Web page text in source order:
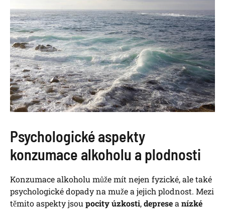
Psychologické aspekty
konzumace alkoholu a plodnosti
Konzumace alkoholu může mít nejen fyzické, ale také
psychologické dopady na muže a jejich plodnost. Mezi
těmito aspekty jsou pocity úzkosti,depresea nízké